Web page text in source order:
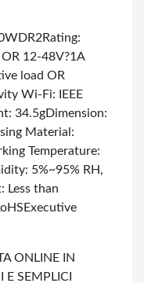
Rating:
12-48V?1A
load OR
Wi-Fi: IEEE
34.5gDimension:
Material:
Temperature:
5%~95% RH,
Less than
Executive
ONLINE IN
E SEMPLICI